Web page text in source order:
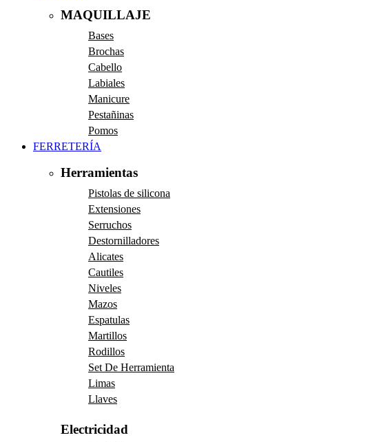
MAQUILLAJE
Bases
Brochas
Cabello
Labiales
Manicure
Pestañinas
Pomos
FERRETERÍA
Herramientas
Pistolas de silicona
Extensiones
Serruchos
Destornilladores
Alicates
Cautiles
Niveles
Mazos
Espatulas
Martillos
Rodillos
Set De Herramienta
Limas
Llaves
Electricidad